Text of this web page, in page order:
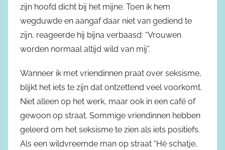
zijn hoofd dicht bij het mijne. Toen ik hem
wegduwde en aangaf daar niet van gediend te
zijn, reageerde hij bijna verbaasd: “Vrouwen
worden normaal altijd wild van mij”.
Wanneer ik met vriendinnen praat over seksisme,
blijkt het iets te zijn dat ontzettend veel voorkomt.
Niet alleen op het werk, maar ook in een café of
gewoon op straat. Sommige vriendinnen hebben
geleerd om het seksisme te zien als iets positiefs.
Als een wildvreemde man op straat “Hé schatje,